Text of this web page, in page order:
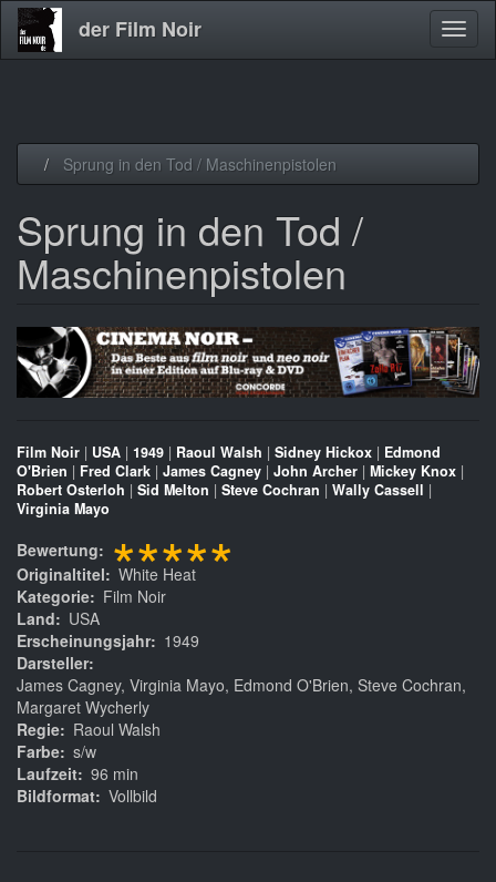
der Film Noir
Sprung in den Tod / Maschinenpistolen
Sprung in den Tod /
Maschinenpistolen
Film Noir | USA | 1949 | Raoul Walsh | Sidney Hickox | Edmond
O'Brien | Fred Clark | James Cagney | John Archer | Mickey Knox |
Robert Osterloh | Sid Melton | Steve Cochran | Wally Cassell |
Virginia Mayo
Bewertung *****
Originaltitel
White Heat
Kategorie
Film Noir
Land
USA
Erscheinungsjahr
1949
Darsteller
James Cagney, Virginia Mayo, Edmond O'Brien, Steve Cochran,
Margaret Wycherly
Regie
Raoul Walsh
Farbe s/w
Laufzeit 96 min
Bildformat Vollbild